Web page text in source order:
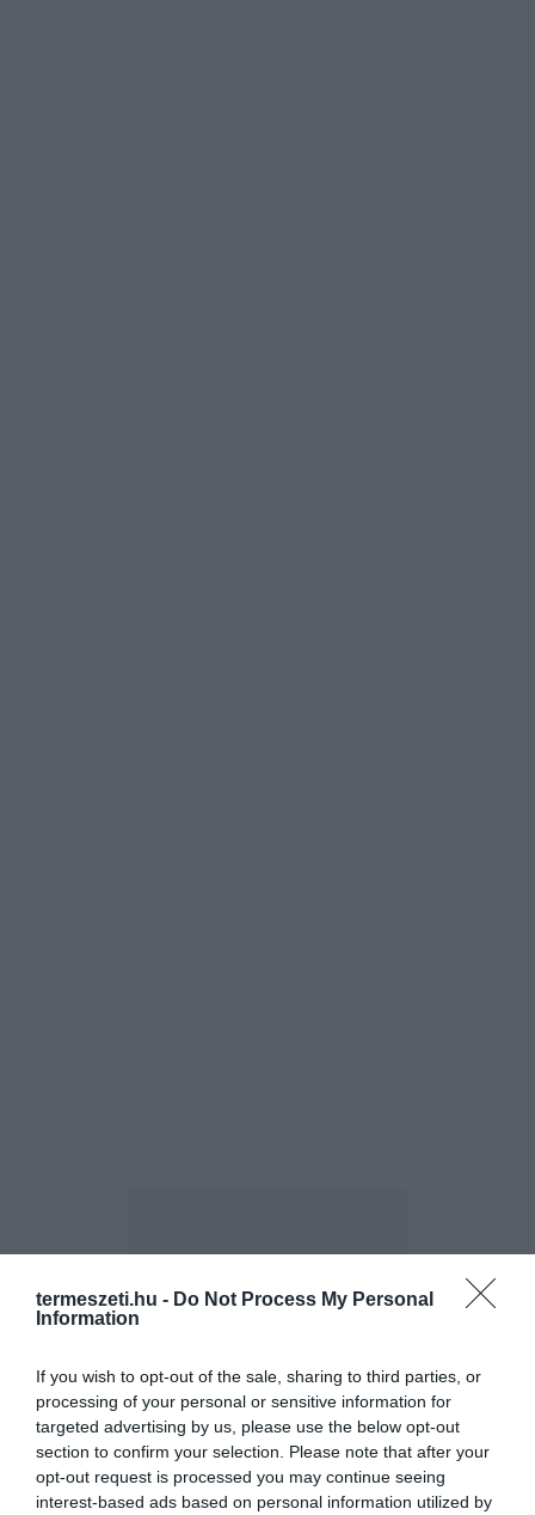
termeszeti.hu - Do Not Process My Personal
Information
If you wish to opt-out of the sale, sharing to third parties, or
processing of your personal or sensitive information for
targeted advertising by us, please use the below opt-out
section to confirm your selection. Please note that after your
opt-out request is processed you may continue seeing
interest-based ads based on personal information utilized by
8 ELBŰVÖLŐ DIY APRÓSÁG, AMI BECSEMPÉSZI AZ ŐSZT A
LAKÁSBA
KÖVETKEZŐ CIKK
IDÉN A HAGYOMÁNYOS VIRÁGTARTÓKAT KISZORÍTJÁK A